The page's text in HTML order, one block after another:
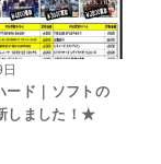
ド｜ソフトの
しました！★